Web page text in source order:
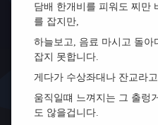
담배 한개비를 피워도 찌만
를 잡지만,
하늘보고, 음료 마시고 돌아
잡지 못합니다.
게다가 수상좌대나 잔교라
움직일떄 느껴지는 그 출렁
도 않을겁니다.